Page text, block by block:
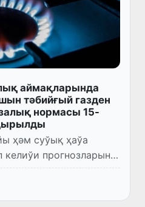
аймақларында
тәбийғый газден
нормасы 15-
ҳәм суўық ҳаўа
прогнозларына
барлық аймақларында
белгиленген 500 куб
пай...